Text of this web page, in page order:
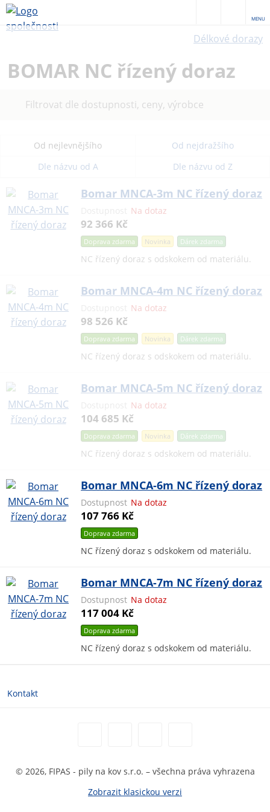
MENU
Délkové dorazy
BOMAR NC řízený doraz
Filtrovat dle dostupnosti, ceny, výrobce
Od nejlevnějšího
Od nejdražšího
Dle názvu od A
Dle názvu od Z
Bomar MNCA-3m NC řízený doraz
Na dotaz
92 366 Kč
Doprava zdarma Novinka Dárek zdarma
NC řízený doraz s odskokem od materiálu.
Bomar MNCA-4m NC řízený doraz
Na dotaz
98 526 Kč
Doprava zdarma Novinka Dárek zdarma
NC řízený doraz s odskokem od materiálu.
Bomar MNCA-5m NC řízený doraz
Na dotaz
104 685 Kč
Doprava zdarma Novinka Dárek zdarma
NC řízený doraz s odskokem od materiálu.
Bomar MNCA-6m NC řízený doraz
Dostupnost Na dotaz
107 766 Kč
Doprava zdarma
NC řízený doraz s odskokem od materiálu.
Bomar MNCA-7m NC řízený doraz
Dostupnost Na dotaz
117 004 Kč
Doprava zdarma
NC řízený doraz s odskokem od materiálu.
Kontakt
© 2026, FIPAS - pily na kov s.r.o. – všechna práva vyhrazena
Zobrazit klasickou verzi